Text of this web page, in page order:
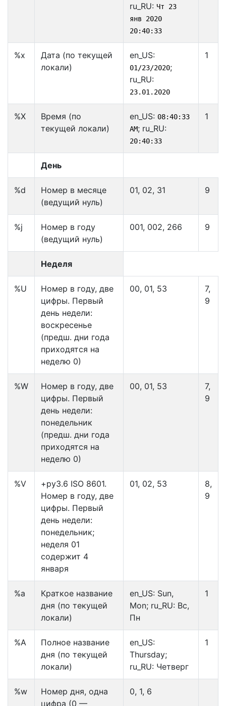
ru_RU: Чт 23
янв 2020
20:40:33
%x
Дата (по текущей
локали)
en_US:
01/23/2020;
ru_RU:
23.01.2020
1
%X
Время (по
текущей локали)
en_US: 08:40:33
AM; ru_RU:
20:40:33
1
День
%d
Номер в месяце
(ведущий нуль)
01, 02, 31 9
%j
Номер в году
(ведущий нуль)
001, 002, 266 9
Неделя
%U
Номер в году, две
цифры. Первый
день недели:
воскресенье
(предш. дни года
приходятся на
неделю 0)
00, 01, 53
7,
9
%W
Номер в году, две
цифры. Первый
день недели:
понедельник
(предш. дни года
приходятся на
неделю 0)
00, 01, 53
7,
9
%V
+py3.6 ISO 8601.
Номер в году, две
цифры. Первый
день недели:
понедельник;
неделя 01
содержит 4
января
01, 02, 53
8,
9
%a
Краткое название
дня (по текущей
локали)
en_US: Sun,
Mon; ru_RU: Вс,
Пн
1
%А
Полное название
дня (по текущей
локали)
en_US:
Thursday;
ru_RU: Четверг
1
%w
Номер дня, одна
цифра (0 —
0, 1, 6